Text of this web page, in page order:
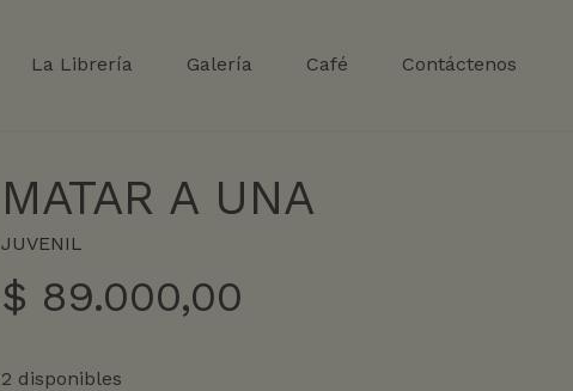
La Librería Galería Café Contáctenos
MATAR A UNA
JUVENIL
$ 89.000,00
2 disponibles